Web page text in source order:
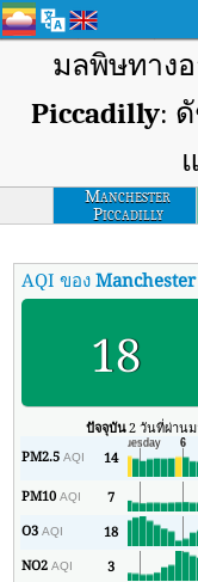
มลพิษทาง
Piccadilly:
Manchester
Piccadilly
AQI ของ
18
ปัจจุบัน2 วันที่ผ่าน
PM2.5AQI 14
PM10AQI 7
O3AQI 18
NO2AQI 3